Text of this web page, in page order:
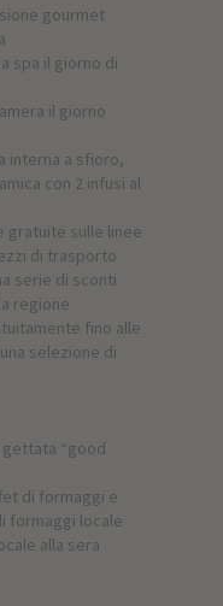
gourmet
spa il giorno di
il giorno
interna a sfioro,
con 2 infusi al
gratuite sulle linee
di trasporto
serie di sconti
regione
fino alle
selezione di
gettata “good
di formaggi e
formaggi locale
alla sera